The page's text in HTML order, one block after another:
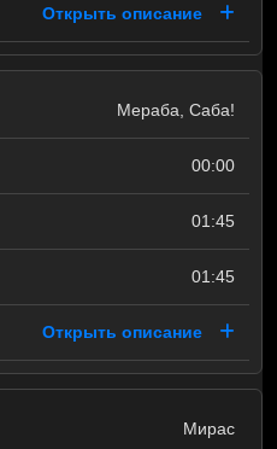
Открыть описание
Мераба, Саба!
00:00
01:45
01:45
Открыть описание
Мирас